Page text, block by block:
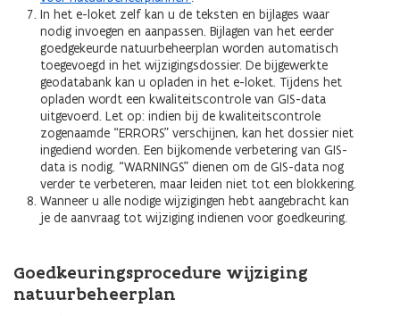
In het e-loket zelf kan u de teksten en bijlages waar
nodig invoegen en aanpassen. Bijlagen van het eerder
goedgekeurde natuurbeheerplan worden automatisch
toegevoegd in het wijzigingsdossier. De bijgewerkte
geodatabank kan u opladen in het e-loket. Tijdens het
opladen wordt een kwaliteitscontrole van GIS-data
uitgevoerd. Let op: indien bij de kwaliteitscontrole
zogenaamde “ERRORS” verschijnen, kan het dossier niet
ingediend worden. Een bijkomende verbetering van GIS-
data is nodig. “WARNINGS” dienen om de GIS-data nog
verder te verbeteren, maar leiden niet tot een blokkering.
Wanneer u alle nodige wijzigingen hebt aangebracht kan
je de aanvraag tot wijziging indienen voor goedkeuring.
Goedkeuringsprocedure wijziging
natuurbeheerplan